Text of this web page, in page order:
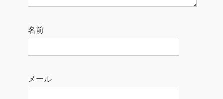
名前
メール